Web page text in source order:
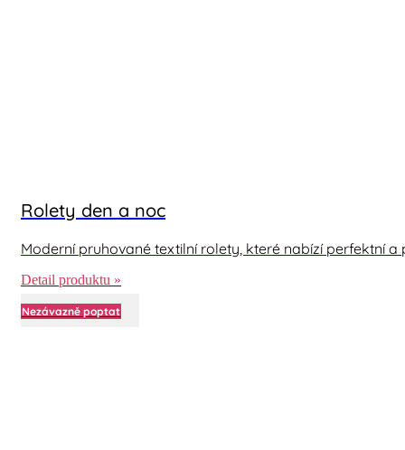
Rolety den a noc
Moderní pruhované textilní rolety, které nabízí perfektní a
Detail produktu »
Nezávazně poptat